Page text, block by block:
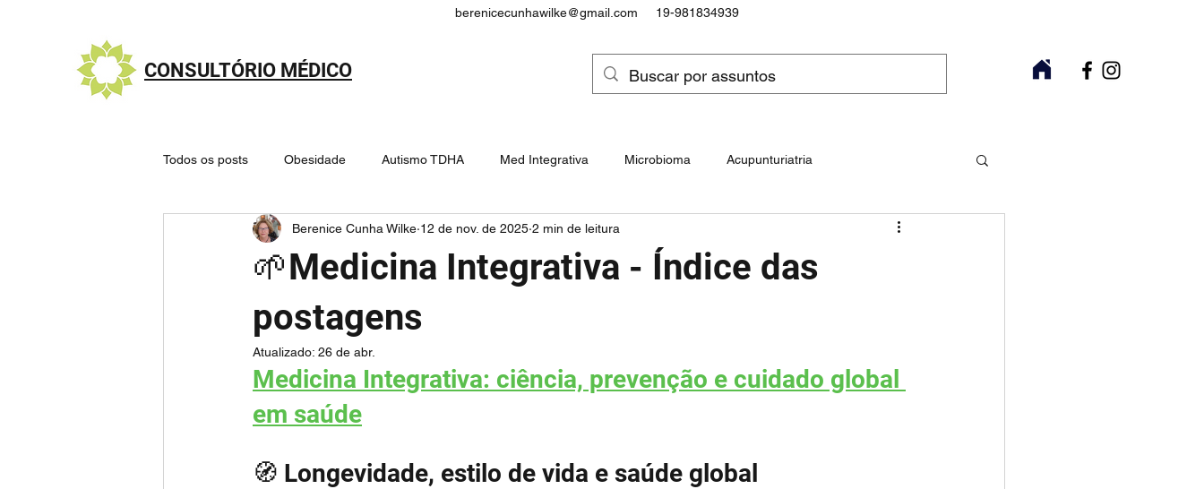
berenicecunhawilke@gmail.com 19-981834939
CONSULTÓRIO MÉDICO
Todos os posts Obesidade Autismo TDHA Med Integrativa Microbioma Acupunturiatria
Nutrologia - Alimentação saudável Intoxicações e Cancerígenos Fitoterapia
Sistema Endocanabinoide
🧠 Cérebro e Doenças Psiquiátricas
🌱Medicina Integrativa - Índice das
postagens
Berenice Cunha Wilke 12 de nov. de 2025 2 min de leitura
Atualizado: 26 de abr.
Medicina Integrativa: ciência, prevenção e cuidado global
em saúde
🧭 Longevidade, estilo de vida e saúde global